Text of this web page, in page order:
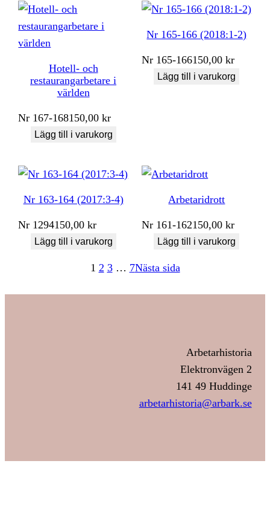
Hotell- och
restaurangarbetare i
världen
Nr 167-168150,00kr
Lägg till i varukorg
Nr 165-166 (2018:1-2)
Nr 165-166150,00kr
Lägg till i varukorg
Nr 163-164 (2017:3-4)
Nr 1294150,00kr
Lägg till i varukorg
Arbetaridrott
Nr 161-162150,00kr
Lägg till i varukorg
1 2 3 … 7Nästa sida
Arbetarhistoria
Elektronvägen 2
141 49 Huddinge
arbetarhistoria@arbark.se